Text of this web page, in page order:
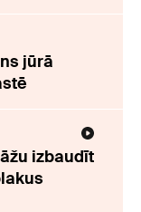
jūrā
izbaudīt